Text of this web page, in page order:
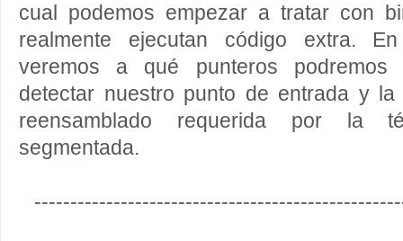
cual podemos empezar a tratar con
realmente ejecutan código extra.
veremos a qué punteros podremos
detectar nuestro punto de entrada y
reensamblado requerida por la
segmentada.